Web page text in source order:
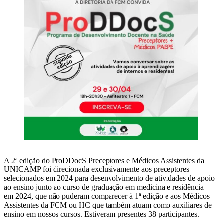
A 2ª edição do ProDDocS Preceptores e Médicos Assistentes da
UNICAMP foi direcionada exclusivamente aos preceptores
selecionados em 2024 para desenvolvimento de atividades de apoio
ao ensino junto ao curso de graduação em medicina e residência
em 2024, que não puderam comparecer à 1ª edição e aos Médicos
Assistentes da FCM ou HC que também atuam como auxiliares de
ensino em nossos cursos. Estiveram presentes 38 participantes.